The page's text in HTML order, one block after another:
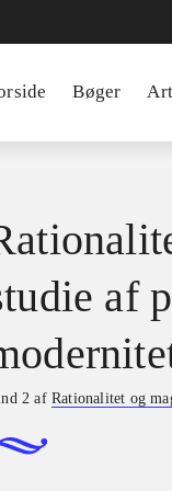
Bøger
af
2 afRationalitet og